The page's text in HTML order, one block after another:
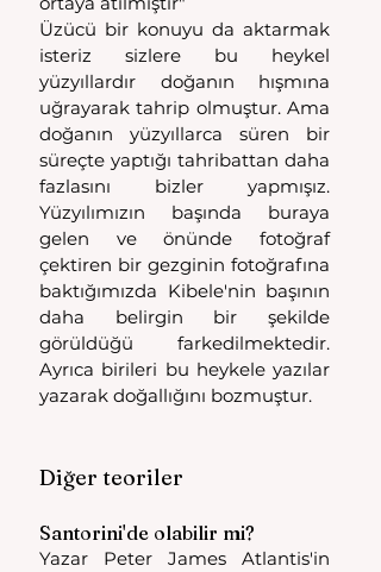
Üzücü bir konuyu da aktarmak
isteriz sizlere bu heykel
yüzyıllardır doğanın hışmına
uğrayarak tahrip olmuştur. Ama
doğanın yüzyıllarca süren bir
süreçte yaptığı tahribattan daha
fazlasını bizler yapmışız.
Yüzyılımızın başında buraya
gelen ve önünde fotoğraf
çektiren bir gezginin fotoğrafına
baktığımızda Kibele'nin başının
daha belirgin bir şekilde
görüldüğü farkedilmektedir.
Ayrıca birileri bu heykele yazılar
yazarak doğallığını bozmuştur.
Diğer teoriler
Santorini'de olabilir mi?
Yazar Peter James Atlantis'in